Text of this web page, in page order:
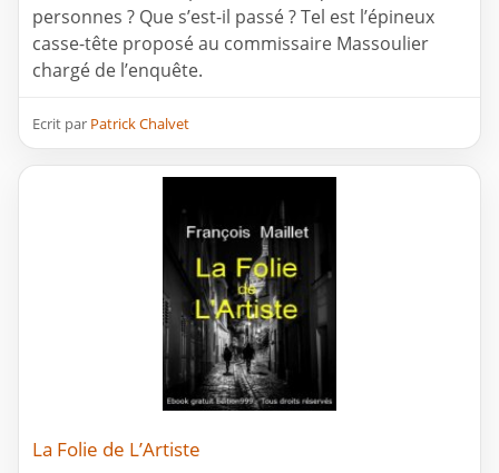
personnes ? Que s’est-il passé ? Tel est l’épineux
casse-tête proposé au commissaire Massoulier
chargé de l’enquête.
Ecrit par Patrick Chalvet
La Folie de L’Artiste